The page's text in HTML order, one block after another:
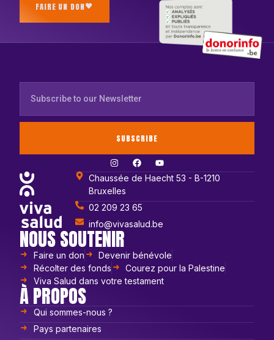
FAIRE UN DON
SUBSCRIBE
Chaussée de Haecht 53 - B-1210
Bruxelles
02 209 23 65
info@vivasalud.be
NOUS SOUTENIR
Faire un don
Devenir bénévole
Récolter des fonds
Courez pour la Palestine
Viva Salud dans votre testament
À PROPOS
Qui sommes-nous ?
Pays partenaires